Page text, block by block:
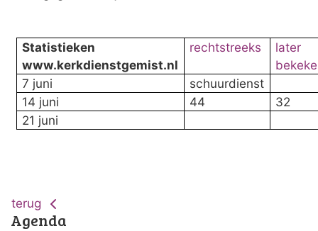
Statistieken
www.kerkdienstgemist.nl
rechtstreeks
later
7 juni
schuurdienst
14 juni
44
32
21 juni
terug
Agenda